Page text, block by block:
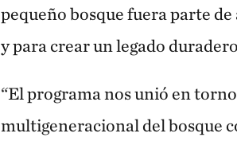
pequeño bosque fuera parte de
y para crear un legado
“El programa nos unió en
multigeneracional del bosque